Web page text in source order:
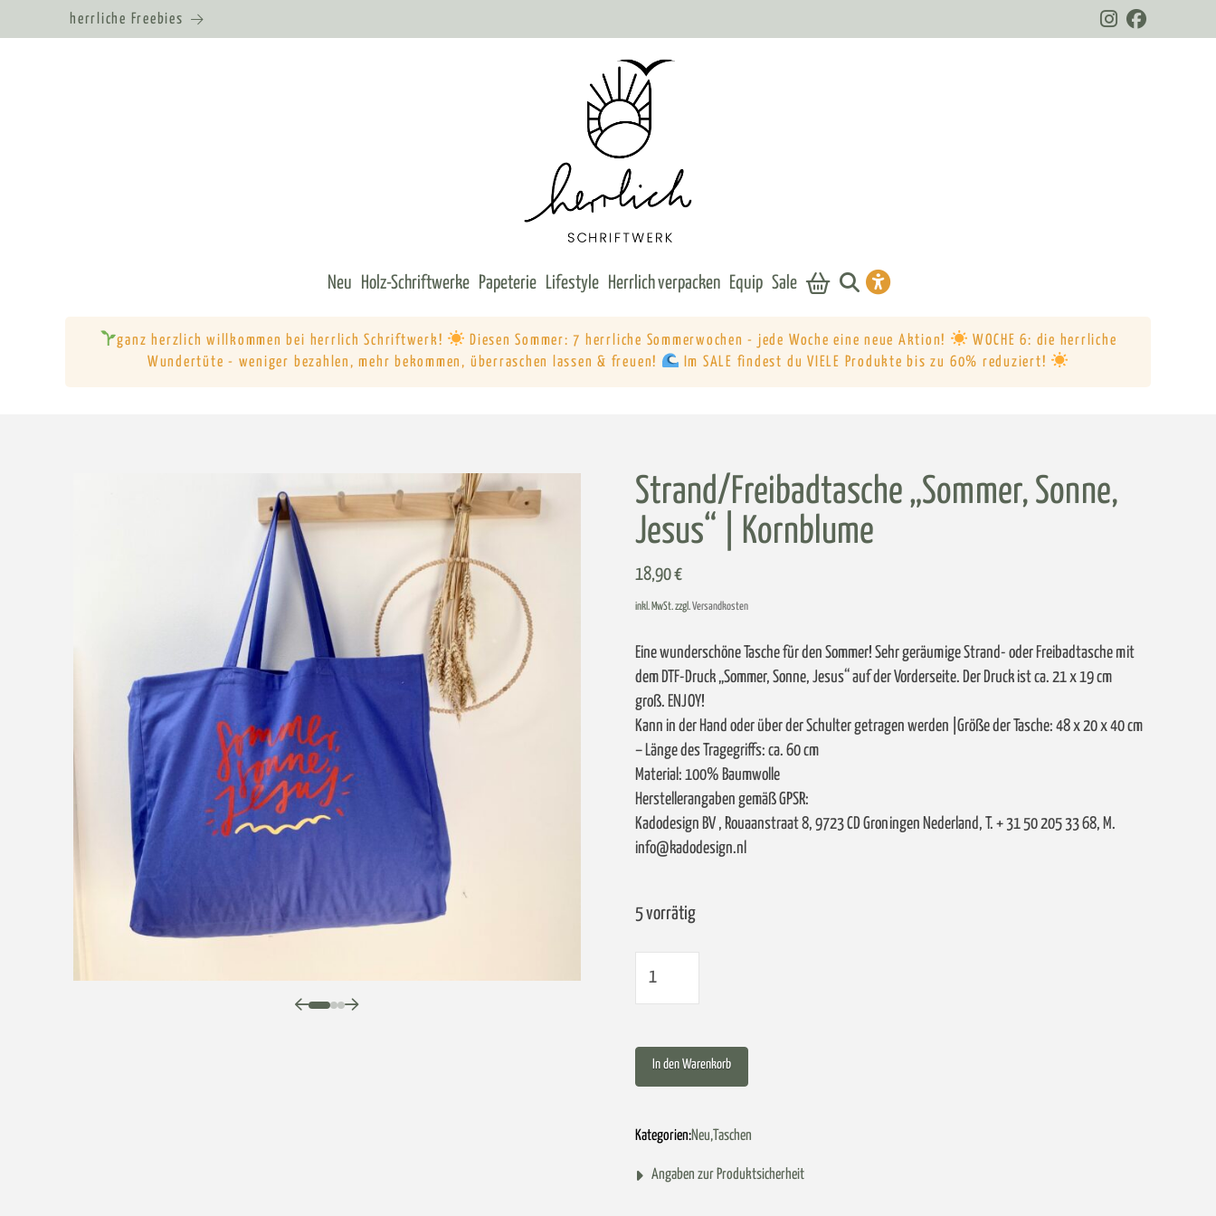
herrliche Freebies
Neu Holz-Schriftwerke Papeterie Lifestyle Herrlich verpacken Equip Sale
ganz herzlich willkommen bei herrlich Schriftwerk! Diesen Sommer: 7 herrliche Sommerwochen - jede Woche eine neue Aktion!
WOCHE 6: die herrliche
Wundertüte - weniger bezahlen, mehr bekommen, überraschen lassen & freuen!
Im SALE findest du VIELE Produkte bis zu 60% reduziert!
0 12
Strand/Freibadtasche „Sommer, Sonne,
Jesus“ | Kornblume
18,90€
inkl. MwSt. zzgl.Versandkosten
Eine wunderschöne Tasche für den Sommer! Sehr geräumige Strand- oder Freibadtasche mit
dem DTF-Druck „Sommer, Sonne, Jesus“ auf der Vorderseite. Der Druck ist ca. 21 x 19 cm
groß. ENJOY!
Kann in der Hand oder über der Schulter getragen werden |Größe der Tasche: 48 x 20 x 40 cm
– Länge des Tragegriffs: ca. 60 cm
Material: 100% Baumwolle
Herstellerangaben gemäß GPSR:
Kadodesign BV , Rouaanstraat 8, 9723 CD Groningen Nederland, T. + 31 50 205 33 68, M.
info@kadodesign.nl
5 vorrätig
Strand/Freibadtasche
„Sommer,
Jesus“
Kornblume
Menge
In den Warenkorb
Kategorien:Neu, Taschen
Angaben zur Produktsicherheit